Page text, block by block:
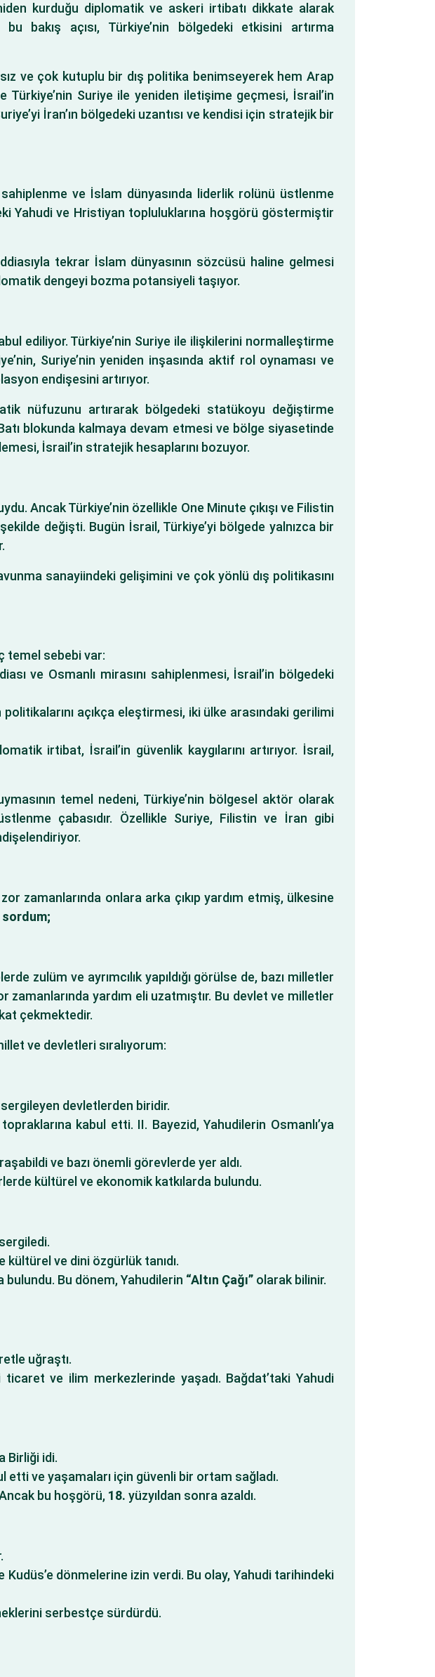
kurduğu diplomatik ve askeri irtibatı dikkate alarak
bakış açısı, Türkiye’nin bölgedeki etkisini artırma
ve çok kutuplu bir dış politika benimseyerek hem Arap
Suriye ile yeniden iletişime geçmesi, İsrail’in
İran’ın bölgedeki uzantısı ve kendisi için stratejik bir
sahiplenme ve İslam dünyasında liderlik rolünü üstlenme
Yahudi ve Hristiyan topluluklarına hoşgörü göstermiştir
tekrar İslam dünyasının sözcüsü haline gelmesi
dengeyi bozma potansiyeli taşıyor.
ediliyor. Türkiye’nin Suriye ile ilişkilerini normalleştirme
Suriye’nin yeniden inşasında aktif rol oynaması ve
endişesini artırıyor.
nüfuzunu artırarak bölgedeki statükoyu değiştirme
blokunda kalmaya devam etmesi ve bölge siyasetinde
İsrail’in stratejik hesaplarını bozuyor.
Ancak Türkiye’nin özellikle One Minute çıkışı ve Filistin
değişti. Bugün İsrail, Türkiye’yi bölgede yalnızca bir
sanayiindeki gelişimini ve çok yönlü dış politikasını
temel sebebi var:
ve Osmanlı mirasını sahiplenmesi, İsrail’in bölgedeki
açıkça eleştirmesi, iki ülke arasındaki gerilimi
irtibat, İsrail’in güvenlik kaygılarını artırıyor. İsrail,
temel nedeni, Türkiye’nin bölgesel aktör olarak
çabasıdır. Özellikle Suriye, Filistin ve İran gibi
zamanlarında onlara arka çıkıp yardım etmiş, ülkesine
zulüm ve ayrımcılık yapıldığı görülse de, bazı milletler
yardım eli uzatmıştır. Bu devlet ve milletler
çekmektedir.
ve devletleri sıralıyorum:
devletlerden biridir.
kabul etti. II. Bayezid, Yahudilerin Osmanlı’ya
ve bazı önemli görevlerde yer aldı.
kültürel ve ekonomik katkılarda bulundu.
kültürel ve dini özgürlük tanıdı.
bulundu. Bu dönem, Yahudilerin “Altın Çağı” olarak bilinir.
uğraştı.
ve ilim merkezlerinde yaşadı. Bağdat’taki Yahudi
Birliği idi.
etti ve yaşamaları için güvenli bir ortam sağladı.
bu hoşgörü, 18. yüzyıldan sonra azaldı.
dönmelerine izin verdi. Bu olay, Yahudi tarihindeki
serbestçe sürdürdü.